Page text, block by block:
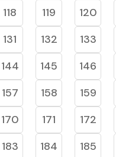
118 119 120
131 132 133
144 145 146
157 158 159
170 171 172
183 184 185